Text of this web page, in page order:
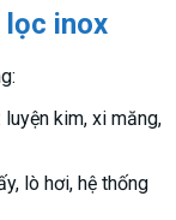
lọc inox
luyện kim, xi măng,
lò hơi, hệ thống